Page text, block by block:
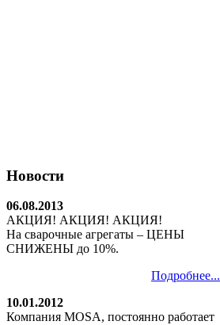
Новости
06.08.2013
АКЦИЯ! АКЦИЯ! АКЦИЯ!
На сварочные агрегаты – ЦЕНЫ
СНИЖЕНЫ до 10%.
Подробнее...
10.01.2012
Компания MOSA, постоянно работает